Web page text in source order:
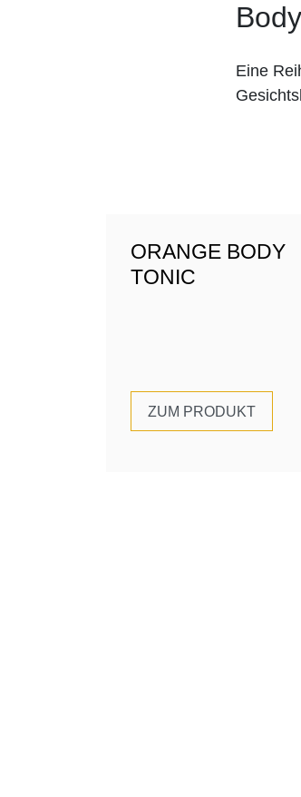
Eine
ORANGE BODY
TONIC
ZUM PRODUKT